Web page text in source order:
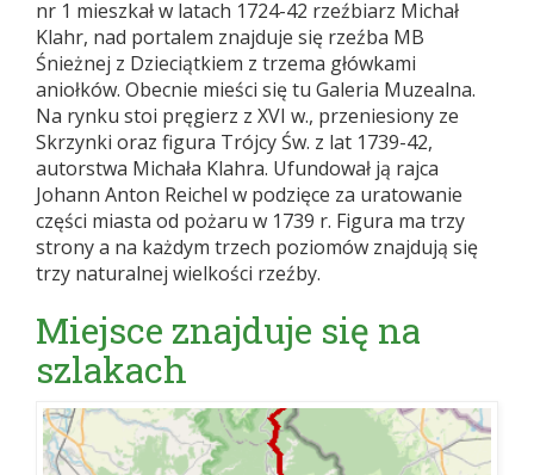
nr 1 mieszkał w latach 1724-42 rzeźbiarz Michał
Klahr, nad portalem znajduje się rzeźba MB
Śnieżnej z Dzieciątkiem z trzema główkami
aniołków. Obecnie mieści się tu Galeria Muzealna.
Na rynku stoi pręgierz z XVI w., przeniesiony ze
Skrzynki oraz figura Trójcy Św. z lat 1739-42,
autorstwa Michała Klahra. Ufundował ją rajca
Johann Anton Reichel w podzięce za uratowanie
części miasta od pożaru w 1739 r. Figura ma trzy
strony a na każdym trzech poziomów znajdują się
trzy naturalnej wielkości rzeźby.
Miejsce znajduje się na
szlakach